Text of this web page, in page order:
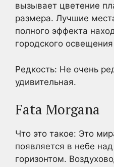
вызывает цветение
размера. Лучшие
полного эффекта
городского
Редкость: Не очень
удивительная.
Fata Morgana
Что это такое: Это
появляется в небе
горизонтом.